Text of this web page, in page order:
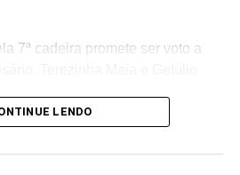
7ª cadeira promete ser voto a
e estruturas eleitorais importantes
campanha buscando garantir um
LENDO